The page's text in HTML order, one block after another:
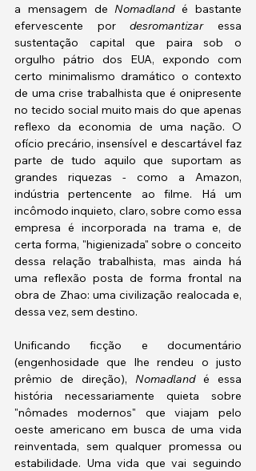
a mensagem de Nomadland é bastante
efervescente por desromantizar essa
sustentação capital que paira sob o
orgulho pátrio dos EUA, expondo com
certo minimalismo dramático o contexto
de uma crise trabalhista que é onipresente
no tecido social muito mais do que apenas
reflexo da economia de uma nação. O
ofício precário, insensível e descartável faz
parte de tudo aquilo que suportam as
grandes riquezas - como a Amazon,
indústria pertencente ao filme. Há um
incômodo inquieto, claro, sobre como essa
empresa é incorporada na trama e, de
certa forma, "higienizada" sobre o conceito
dessa relação trabalhista, mas ainda há
uma reflexão posta de forma frontal na
obra de Zhao: uma civilização realocada e,
dessa vez, sem destino.
Unificando ficção e documentário
(engenhosidade que lhe rendeu o justo
prêmio de direção), Nomadland é essa
história necessariamente quieta sobre
"nômades modernos" que viajam pelo
oeste americano em busca de uma vida
reinventada, sem qualquer promessa ou
estabilidade. Uma vida que vai seguindo